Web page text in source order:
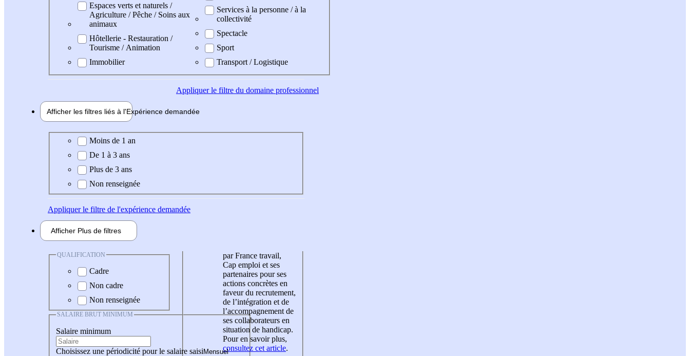
Espaces verts et naturels /
Agriculture / Pêche / Soins aux
animaux
Hôtellerie - Restauration /
Tourisme / Animation
Immobilier
Services à la personne / à la
collectivité
Spectacle
Sport
Transport / Logistique
Appliquerle filtre du domaine professionnel
Afficher les filtres liés à l'Expérience demandée
Expérience demandée
Moins de 1 an
De 1 à 3 ans
Plus de 3 ans
Non renseignée
Appliquerle filtre de l'expérience demandée
Afficher Plus de filtres
QUALIFICATION
Cadre
Non cadre
Non renseignée
SALAIRE BRUT MINIMUM
Salaire minimum
Choisissez une périodicité pour le salaire saisi
par France travail,
Cap emploi et ses
partenaires pour ses
actions concrètes en
faveur du recrutement,
de l’intégration et de
l’accompagnement de
ses collaborateurs en
situation de handicap.
Pour en savoir plus,
consultez cet article.